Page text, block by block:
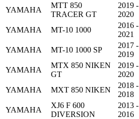
YAMAHA
MTT 850
TRACER GT
2019 -
2020
YAMAHA MT-10 1000
2016 -
2021
YAMAHA MT-10 1000 SP
2017 -
2019
YAMAHA
MTX 850 NIKEN
GT
2019 -
2020
YAMAHA MXT 850 NIKEN
2018 -
2018
YAMAHA
XJ6 F 600
DIVERSION
2013 -
2016